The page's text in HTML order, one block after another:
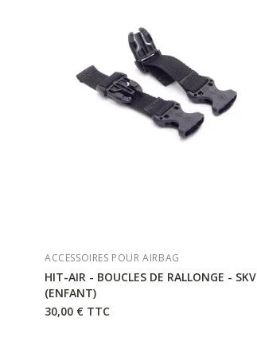
ACCESSOIRES POUR AIRBAG
HIT-AIR - BOUCLES DE RALLONGE - SKV
(ENFANT)
30,00 € TTC